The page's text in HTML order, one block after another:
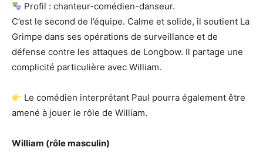
Profil : chanteur-comédien-danseur.
C’est le second de l’équipe. Calme et solide, il soutient La
Grimpe dans ses opérations de surveillance et de
défense contre les attaques de Longbow. Il partage une
complicité particulière avec William.
Le comédien interprétant Paul pourra également être
amené à jouer le rôle de William.
William (rôle masculin)